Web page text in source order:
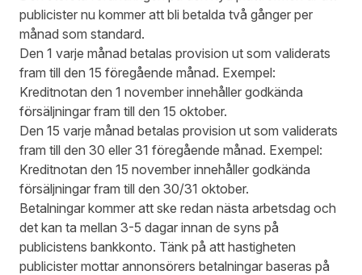
publicister nu kommer att bli betalda två gånger per
månad som standard.
Den 1 varje månad betalas provision ut som validerats
fram till den 15 föregående månad. Exempel:
Kreditnotan den 1 november innehåller godkända
försäljningar fram till den 15 oktober.
Den 15 varje månad betalas provision ut som validerats
fram till den 30 eller 31 föregående månad. Exempel:
Kreditnotan den 15 november innehåller godkända
försäljningar fram till den 30/31 oktober.
Betalningar kommer att ske redan nästa arbetsdag och
det kan ta mellan 3-5 dagar innan de syns på
publicistens bankkonto. Tänk på att hastigheten
publicister mottar annonsörers betalningar baseras på